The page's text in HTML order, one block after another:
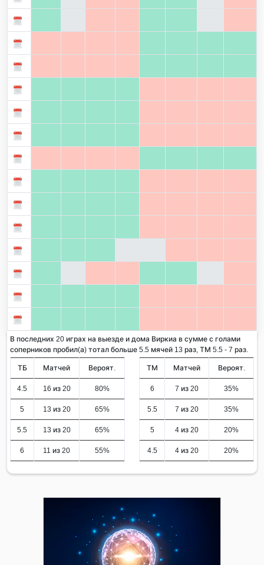
В последних 20 играх на выезде и дома Виркиа в сумме с голами
соперников пробил(а) тотал больше 5.5 мячей 13 раз, ТМ 5.5 - 7 раз.
ТБ Матчей Вероят.
4.5 16 из 20 80%
5 13 из 20 65%
5.5 13 из 20 65%
6 11 из 20 55%
ТМ Матчей Вероят.
6 7 из 20 35%
5.5 7 из 20 35%
5 4 из 20 20%
4.5 4 из 20 20%